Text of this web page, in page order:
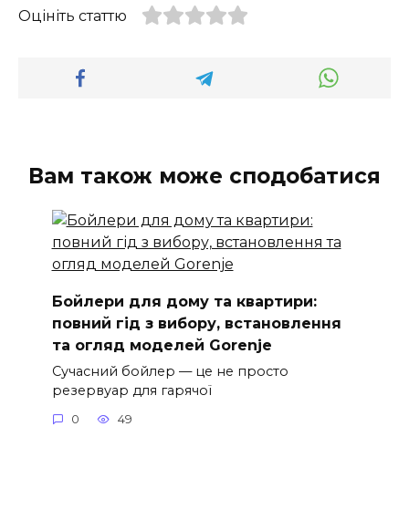
Оцініть статтю
Вам також може сподобатися
Бойлери для дому та квартири:
повний гід з вибору, встановлення
та огляд моделей Gorenje
Сучасний бойлер — це не просто
резервуар для гарячої
0 49